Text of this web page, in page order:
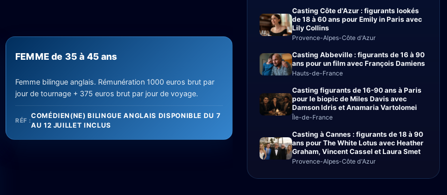
FEMME de 35 à 45 ans
Femme bilingue anglais. Rémunération 1000 euros brut par
jour de tournage + 375 euros brut par jour de voyage.
RÉF :
COMÉDIEN(NE) BILINGUE ANGLAIS DISPONIBLE DU 7
AU 12 JUILLET INCLUS
Casting Côte d'Azur : figurants lookés
de 18 à 60 ans pour Emily in Paris avec
Lily Collins
Provence-Alpes-Côte d'Azur
Casting Abbeville : figurants de 16 à 90
ans pour un film avec François Damiens
Hauts-de-France
Casting figurants de 16-90 ans à Paris
pour le biopic de Miles Davis avec
Damson Idris et Anamaria Vartolomei
Île-de-France
Casting à Cannes : figurants de 18 à 90
ans pour The White Lotus avec Heather
Graham, Vincent Cassel et Laura Smet
Provence-Alpes-Côte d'Azur